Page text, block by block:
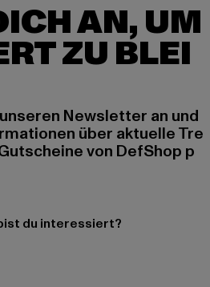
AN, UM
ZU BLEI
Newsletter an und
über aktuelle Tre
von DefShop p
du interessiert?